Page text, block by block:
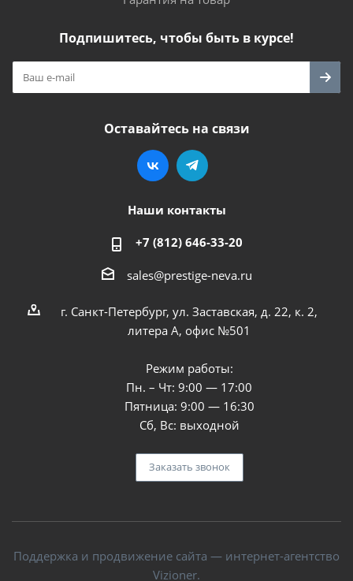
Подпишитесь, чтобы быть в курсе!
Оставайтесь на связи
Наши контакты
+7 (812) 646-33-20
sales@prestige-neva.ru
г. Санкт-Петербург, ул. Заставская, д. 22, к. 2,
литера А, офис №501
Режим работы:
Пн. – Чт: 9:00 — 17:00
Пятница: 9:00 — 16:30
Сб, Вс: выходной
Заказать звонок
Поддержка и продвижение сайта — интернет-агентство
Vizioner.